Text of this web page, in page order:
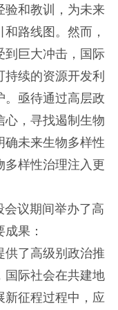
验和教训，为未来
路线图。然而，
到巨大冲击，国际
续的资源开发利
。亟待通过高层政
心，寻找遏制生物
确未来生物多样性
多样性治理注入更
议期间举办了高
果：
了高级别政治推
国际社会在共建地
新征程过程中，应